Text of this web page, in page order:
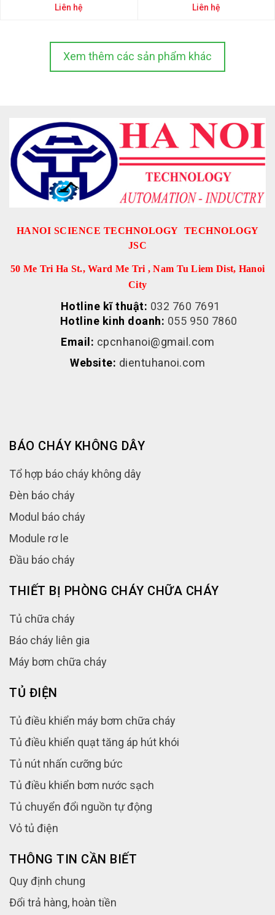
Liên hệ Liên hệ
Xem thêm các sản phẩm khác
BÁO CHÁY KHÔNG DÂY
Tổ hợp báo cháy không dây
Đèn báo cháy
Modul báo cháy
Module rơ le
Đầu báo cháy
THIẾT BỊ PHÒNG CHÁY CHỮA CHÁY
Tủ chữa cháy
Báo cháy liên gia
Máy bơm chữa cháy
TỦ ĐIỆN
Tủ điều khiển máy bơm chữa cháy
Tủ điều khiển quạt tăng áp hút khói
Tủ nút nhấn cưỡng bức
Tủ điều khiển bơm nước sạch
Tủ chuyển đổi nguồn tự động
Vỏ tủ điện
THÔNG TIN CẦN BIẾT
Quy định chung
Đổi trả hàng, hoàn tiền
HANOI SCIENCE TECHNOLOGY TECHNOLOGY
JSC
50 Me Tri Ha St., Ward Me Tri , Nam Tu Liem Dist, Hanoi
City
Hotline kĩ thuật: 032 760 7691
Hotline kinh doanh: 055 950 7860
Email: cpcnhanoi@gmail.com
Website: dientuhanoi.com